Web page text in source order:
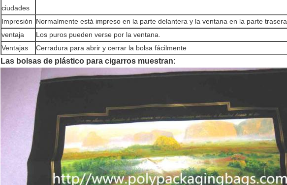
ciudades
Impresión Normalmente está impreso en la parte delantera y la ventana en la parte trasera.
ventaja
Los puros pueden verse por la ventana.
Ventajas
Cerradura para abrir y cerrar la bolsa fácilmente
Las bolsas de plástico para cigarros muestran: